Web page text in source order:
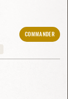
COMMANDER